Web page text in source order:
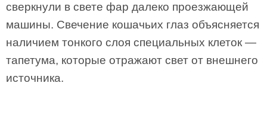
сверкнули в свете фар далеко проезжающей
машины. Свечение кошачьих глаз объясняется
наличием тонкого слоя специальных клеток —
тапетума, которые отражают свет от внешнего
источника.